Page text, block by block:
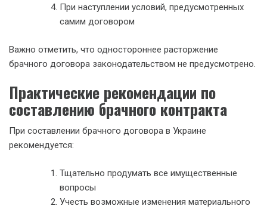
При наступлении условий, предусмотренных
самим договором
Важно отметить, что одностороннее расторжение
брачного договора законодательством не предусмотрено.
Практические рекомендации по
составлению брачного контракта
При составлении брачного договора в Украине
рекомендуется:
Тщательно продумать все имущественные
вопросы
Учесть возможные изменения материального